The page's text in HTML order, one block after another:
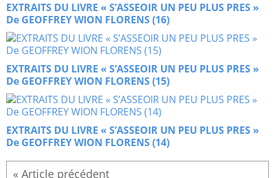
EXTRAITS DU LIVRE « S’ASSEOIR UN PEU PLUS PRES »
De GEOFFREY WION FLORENS (16)
EXTRAITS DU LIVRE « S’ASSEOIR UN PEU PLUS PRES »
De GEOFFREY WION FLORENS (15)
EXTRAITS DU LIVRE « S’ASSEOIR UN PEU PLUS PRES »
De GEOFFREY WION FLORENS (14)